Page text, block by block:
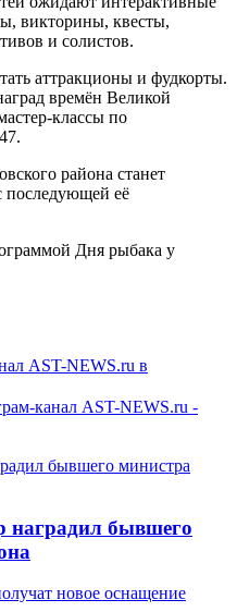
викторины, квесты,
и солистов.
аттракционы и фудкорты.
времён Великой
классы по
района станет
последующей её
Дня рыбака у
AST-NEWS.ru в
канал AST-NEWS.ru -
наградил бывшего